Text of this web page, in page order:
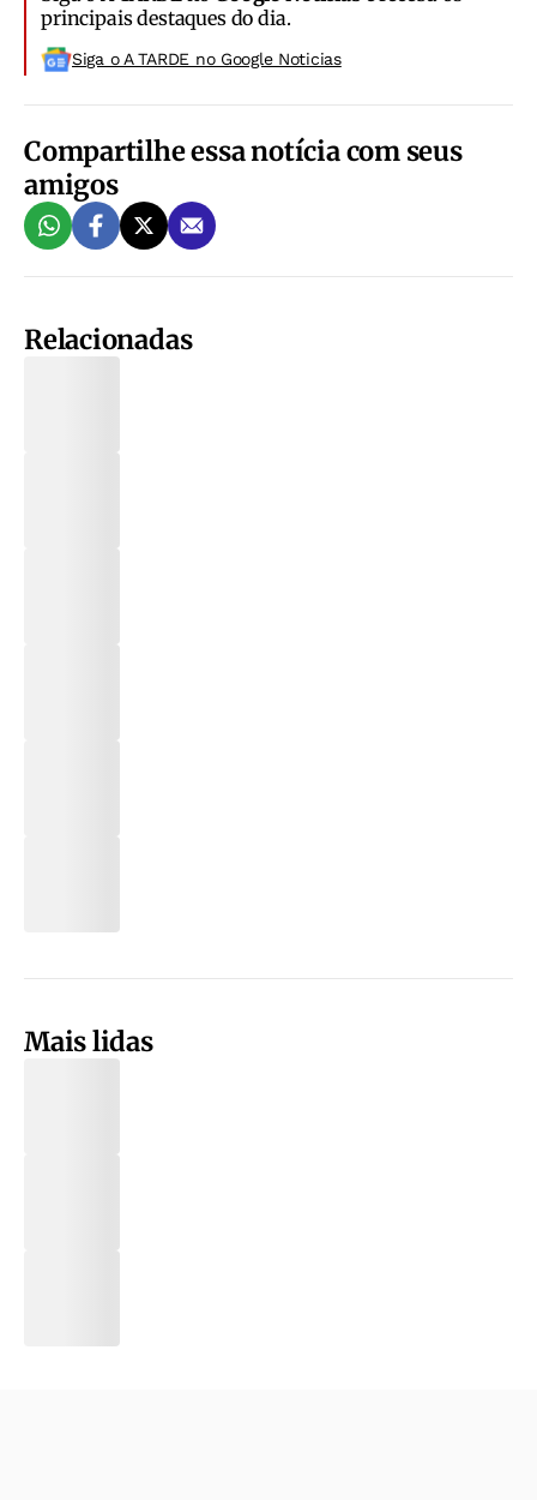
principais destaques do dia.
Siga o A TARDE no Google Noticias
Compartilhe essa notícia com seus
amigos
Relacionadas
Mais lidas